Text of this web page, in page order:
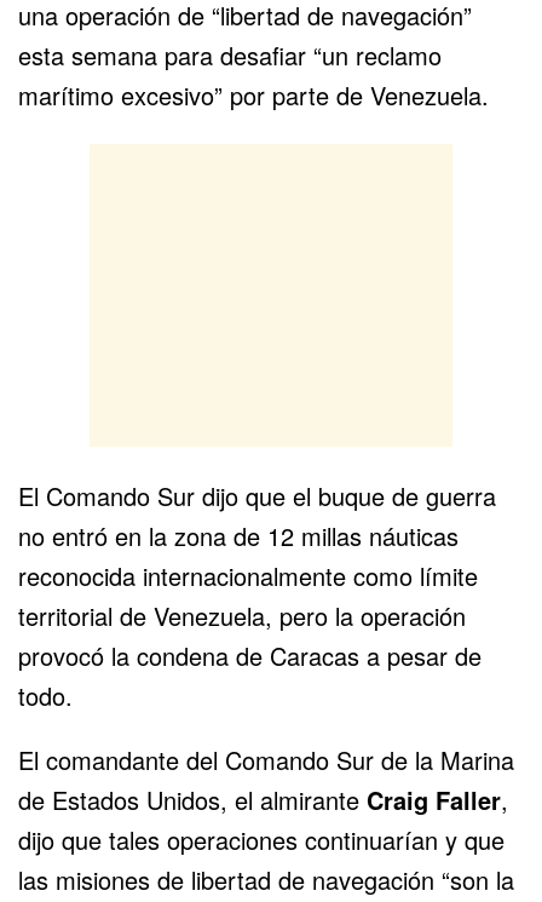
una operación de “libertad de navegación”
esta semana para desafiar “un reclamo
marítimo excesivo” por parte de Venezuela.
El Comando Sur dijo que el buque de guerra
no entró en la zona de 12 millas náuticas
reconocida internacionalmente como límite
territorial de Venezuela, pero la operación
provocó la condena de Caracas a pesar de
todo.
El comandante del Comando Sur de la Marina
de Estados Unidos, el almirante Craig Faller,
dijo que tales operaciones continuarían y que
las misiones de libertad de navegación “son la